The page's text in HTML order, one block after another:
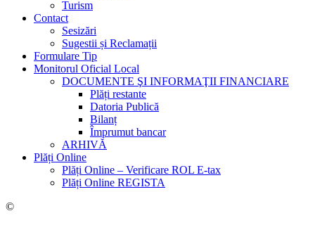
Turism
Contact
Sesizări
Sugestii și Reclamații
Formulare Tip
Monitorul Oficial Local
DOCUMENTE ŞI INFORMAŢII FINANCIARE
Plăți restante
Datoria Publică
Bilanț
Împrumut bancar
ARHIVĂ
Plăți Online
Plăți Online – Verificare ROL E-tax
Plăți Online REGISTA
©